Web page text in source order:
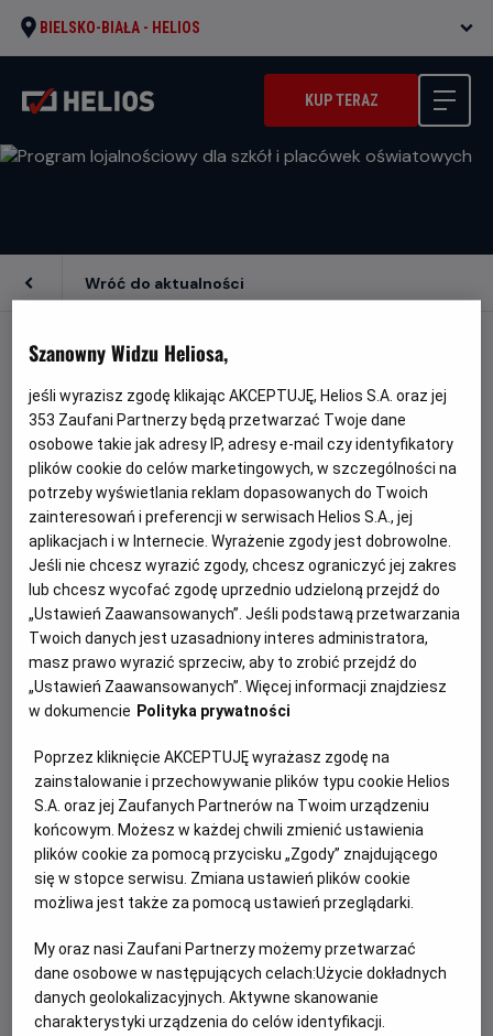
BIELSKO-BIAŁA - HELIOS
KUP TERAZ
PROGRAM LOJALNOŚCIOWY DLA SZKÓŁ I
PLACÓWEK OŚWIATOWYCH
Wróć do aktualności
Wyposaż z nami pracownie komputerową, salę
gimnastyczną lub bibliotekę szkolną!
Za każdą zorganizowaną wizytę szkolnej grupy w
kinie Helios szkoła otrzymuje premię (jedna
złotówka za zakup każdego biletu grupowego).
premia naliczana jest od momentu, w którym
szkoła przekroczy próg próg biletów równy liczbie
jej uczniów (zakup nie musi się odbyć
jednorazowo),
wypełnić formularz w formie elektronicznej na
stronie hds.helios.pllub w formie papierowej
dostępny w każdym kinie Helios,
program trwa cały rok szkolny,
za wartość zebranych w programie pieniędzy
szkoła może wybrać dowolną nagrodę.
Przykład:Szkoła licząca 200 uczniów, która kupiła w
ciągu roku szkolnego 500 biletów, odbiera nagrodę o
wartości 300 zł.
Szanowny Widzu Heliosa,
jeśli wyrazisz zgodę klikając AKCEPTUJĘ, Helios S.A. oraz jej
353 Zaufani Partnerzy będą przetwarzać Twoje dane
osobowe takie jak adresy IP, adresy e-mail czy identyfikatory
plików cookie do celów marketingowych, w szczególności na
potrzeby wyświetlania reklam dopasowanych do Twoich
zainteresowań i preferencji w serwisach Helios S.A., jej
aplikacjach i w Internecie. Wyrażenie zgody jest dobrowolne.
Jeśli nie chcesz wyrazić zgody, chcesz ograniczyć jej zakres
lub chcesz wycofać zgodę uprzednio udzieloną przejdź do
„Ustawień Zaawansowanych”. Jeśli podstawą przetwarzania
Twoich danych jest uzasadniony interes administratora,
masz prawo wyrazić sprzeciw, aby to zrobić przejdź do
„Ustawień Zaawansowanych”. Więcej informacji znajdziesz
w dokumencie Polityka prywatności
Poprzez kliknięcie AKCEPTUJĘ wyrażasz zgodę na
zainstalowanie i przechowywanie plików typu cookie Helios
S.A. oraz jej Zaufanych Partnerów na Twoim urządzeniu
końcowym. Możesz w każdej chwili zmienić ustawienia
plików cookie za pomocą przycisku „Zgody” znajdującego
się w stopce serwisu. Zmiana ustawień plików cookie
możliwa jest także za pomocą ustawień przeglądarki.
My oraz nasi Zaufani Partnerzy możemy przetwarzać
dane osobowe w następujących celach:Użycie dokładnych
danych geolokalizacyjnych. Aktywne skanowanie
charakterystyki urządzenia do celów identyfikacji.